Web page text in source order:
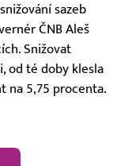
sazeb
ČNB Aleš
Snižovat
od té doby klesla
na 5,75 procenta.